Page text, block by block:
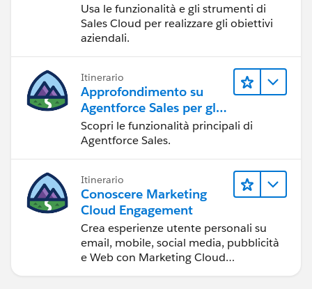
Usa le funzionalità e gli strumenti di
Sales Cloud per realizzare gli obiettivi
aziendali.
Itinerario
Approfondimento su
Agentforce Sales per gli
amministratori
Scopri le funzionalità principali di
Agentforce Sales.
Itinerario
Conoscere Marketing
Cloud Engagement
Crea esperienze utente personali su
email, mobile, social media, pubblicità
e Web con Marketing Cloud